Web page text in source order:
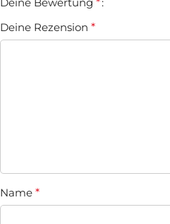
Deine Bewertung *
Deine Rezension *
Name *